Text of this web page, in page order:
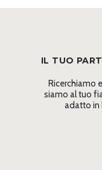
IL TUO
Ricerchiamo
siamo al tuo
adatto in